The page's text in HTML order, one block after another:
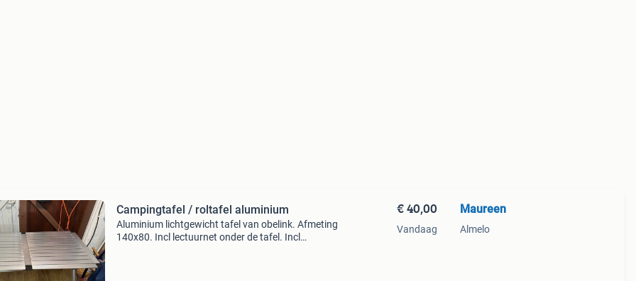
Campingtafel / roltafel aluminium
Aluminium lichtgewicht tafel van obelink. Afmeting
140x80. Incl lectuurnet onder de tafel. Incl
€ 40,00
Vandaag
Maureen
Almelo